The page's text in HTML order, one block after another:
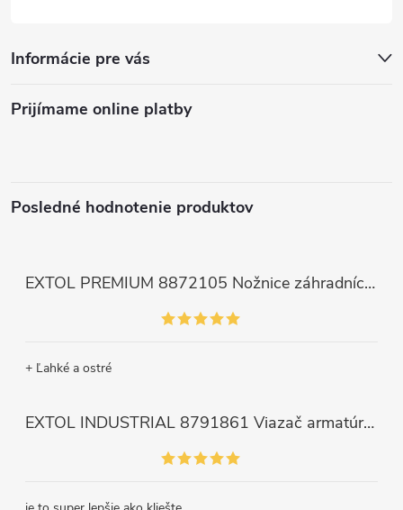
Informácie pre vás
Prijímame online platby
Posledné hodnotenie produktov
EXTOL PREMIUM 8872105 Nožnice záhradnícke dlhé úzke, 200mm, max. prestrih Ø6mm
+ Ľahké a ostré
EXTOL INDUSTRIAL 8791861 Viazač armatúr aku Share20V, bez aku, drôt 0,8mm, oko 8-34mm, bezuhlíkový motor